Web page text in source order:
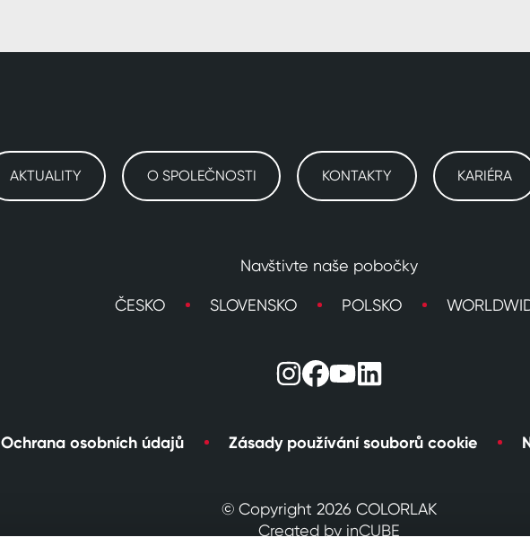
AKTUALITY O SPOLEČNOSTI KONTAKTY KARIÉRA
Navštivte naše pobočky
ČESKO SLOVENSKO POLSKO
Ochrana osobních údajů Zásady používání souborů cookie
© Copyright 2026 COLORLAK
Created by inCUBE